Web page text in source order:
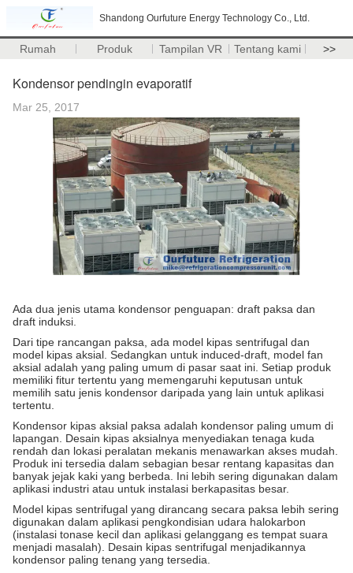
Shandong Ourfuture Energy Technology Co., Ltd.
Rumah Produk Tampilan VR Tentang kami >>
Kondensor pendingin evaporatif
Mar 25, 2017
Ada dua jenis utama kondensor penguapan: draft paksa dan
draft induksi.
Dari tipe rancangan paksa, ada model kipas sentrifugal dan
model kipas aksial. Sedangkan untuk induced-draft, model fan
aksial adalah yang paling umum di pasar saat ini. Setiap produk
memiliki fitur tertentu yang memengaruhi keputusan untuk
memilih satu jenis kondensor daripada yang lain untuk aplikasi
tertentu.
Kondensor kipas aksial paksa adalah kondensor paling umum di
lapangan. Desain kipas aksialnya menyediakan tenaga kuda
rendah dan lokasi peralatan mekanis menawarkan akses mudah.
Produk ini tersedia dalam sebagian besar rentang kapasitas dan
banyak jejak kaki yang berbeda. Ini lebih sering digunakan dalam
aplikasi industri atau untuk instalasi berkapasitas besar.
Model kipas sentrifugal yang dirancang secara paksa lebih sering
digunakan dalam aplikasi pengkondisian udara halokarbon
(instalasi tonase kecil dan aplikasi gelanggang es tempat suara
menjadi masalah). Desain kipas sentrifugal menjadikannya
kondensor paling tenang yang tersedia.